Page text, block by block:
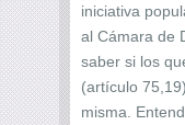
iniciativa
al Cámara de
saber si los
(artículo
misma.